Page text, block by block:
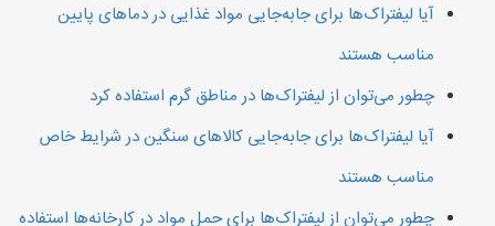
آیا لیفتراک‌ها برای جابه‌جایی مواد غذایی در دماهای پایین
مناسب هستند
چطور می‌توان از لیفتراک‌ها در مناطق گرم استفاده کرد
آیا لیفتراک‌ها برای جابه‌جایی کالاهای سنگین در شرایط خاص
مناسب هستند
چطور می‌توان از لیفتراک‌ها برای حمل مواد در کارخانه‌ها استفاده